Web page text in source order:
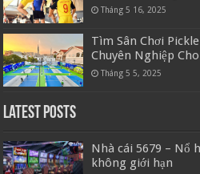
Tháng 5 16, 2025
Tìm Sân Chơi
Chuyên Nghiệp
Tháng 5 5, 2025
Latest Posts
Nhà cái 5679 – Nổ
không giới hạn